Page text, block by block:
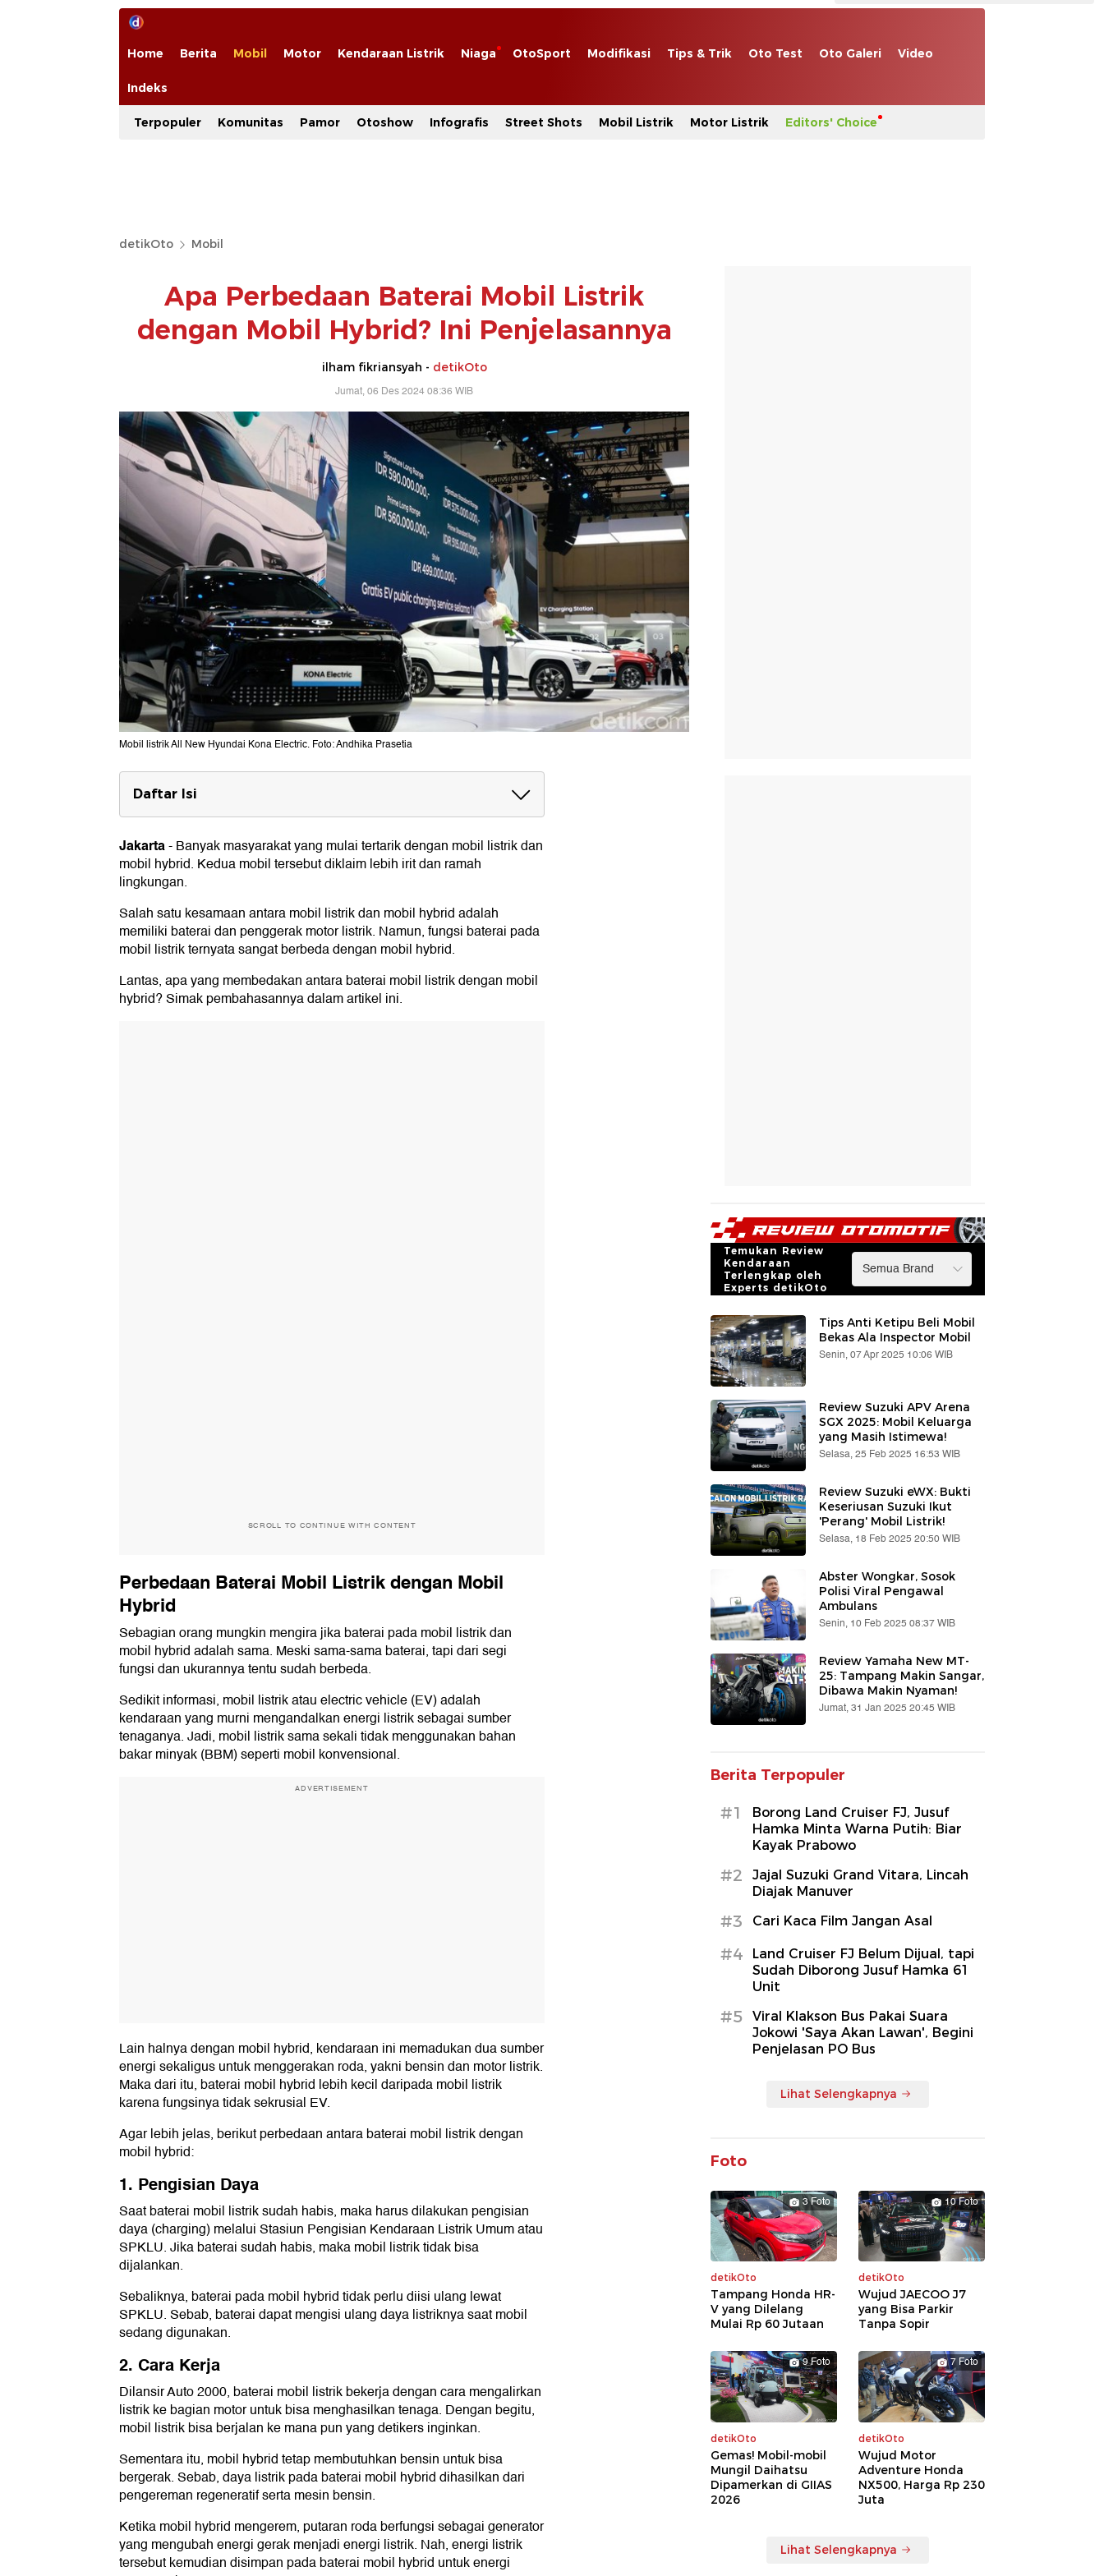
Home Berita Mobil Motor Kendaraan Listrik Niaga OtoSport Modifikasi Tips & Trik Oto Test Oto Galeri Video
Indeks
Terpopuler Komunitas Pamor Otoshow Infografis Street Shots Mobil Listrik Motor Listrik Editors' Choice
detikOto Mobil
Apa Perbedaan Baterai Mobil Listrik
dengan Mobil Hybrid? Ini Penjelasannya
ilham fikriansyah - detikOto
Jumat, 06 Des 2024 08:36 WIB
Mobil listrik All New Hyundai Kona Electric. Foto: Andhika Prasetia
Daftar Isi
Perbedaan Baterai Mobil Listrik dengan Mobil Hybrid
1. Pengisian Daya
2. Cara Kerja
3. Lama Usia Baterai
4. Biaya Ganti Baterai
Jakarta-Banyak masyarakat yang mulai tertarik dengan mobil listrik dan
mobil hybrid. Kedua mobil tersebut diklaim lebih irit dan ramah
lingkungan.
Salah satu kesamaan antara mobil listrik dan mobil hybrid adalah
memiliki baterai dan penggerak motor listrik. Namun, fungsi baterai pada
mobil listrik ternyata sangat berbeda dengan mobil hybrid.
Lantas, apa yang membedakan antara baterai mobil listrik dengan mobil
hybrid? Simak pembahasannya dalam artikel ini.
SCROLL TO CONTINUE WITH CONTENT
Perbedaan Baterai Mobil Listrik dengan Mobil
Hybrid
Sebagian orang mungkin mengira jika baterai pada mobil listrik dan
mobil hybrid adalah sama. Meski sama-sama baterai, tapi dari segi
fungsi dan ukurannya tentu sudah berbeda.
Sedikit informasi, mobil listrik atau electric vehicle (EV) adalah
kendaraan yang murni mengandalkan energi listrik sebagai sumber
tenaganya. Jadi, mobil listrik sama sekali tidak menggunakan bahan
bakar minyak (BBM) seperti mobil konvensional.
ADVERTISEMENT
Lain halnya dengan mobil hybrid, kendaraan ini memadukan dua sumber
energi sekaligus untuk menggerakan roda, yakni bensin dan motor listrik.
Maka dari itu, baterai mobil hybrid lebih kecil daripada mobil listrik
karena fungsinya tidak sekrusial EV.
Agar lebih jelas, berikut perbedaan antara baterai mobil listrik dengan
mobil hybrid:
1. Pengisian Daya
Saat baterai mobil listrik sudah habis, maka harus dilakukan pengisian
daya (charging) melalui Stasiun Pengisian Kendaraan Listrik Umum atau
SPKLU. Jika baterai sudah habis, maka mobil listrik tidak bisa
dijalankan.
Sebaliknya, baterai pada mobil hybrid tidak perlu diisi ulang lewat
SPKLU. Sebab, baterai dapat mengisi ulang daya listriknya saat mobil
sedang digunakan.
2. Cara Kerja
Dilansir Auto 2000, baterai mobil listrik bekerja dengan cara mengalirkan
listrik ke bagian motor untuk bisa menghasilkan tenaga. Dengan begitu,
mobil listrik bisa berjalan ke mana pun yang detikers inginkan.
Sementara itu, mobil hybrid tetap membutuhkan bensin untuk bisa
bergerak. Sebab, daya listrik pada baterai mobil hybrid dihasilkan dari
pengereman regeneratif serta mesin bensin.
Ketika mobil hybrid mengerem, putaran roda berfungsi sebagai generator
yang mengubah energi gerak menjadi energi listrik. Nah, energi listrik
tersebut kemudian disimpan pada baterai mobil hybrid untuk energi
Temukan Review
Kendaraan
Terlengkap oleh
Experts detikOto
Tips Anti Ketipu Beli Mobil
Bekas Ala Inspector Mobil
Senin, 07 Apr 2025 10:06 WIB
Review Suzuki APV Arena
SGX 2025: Mobil Keluarga
yang Masih Istimewa!
Selasa, 25 Feb 2025 16:53 WIB
Review Suzuki eWX: Bukti
Keseriusan Suzuki Ikut
'Perang' Mobil Listrik!
Selasa, 18 Feb 2025 20:50 WIB
Abster Wongkar, Sosok
Polisi Viral Pengawal
Ambulans
Senin, 10 Feb 2025 08:37 WIB
Review Yamaha New MT-
25: Tampang Makin Sangar,
Dibawa Makin Nyaman!
Jumat, 31 Jan 2025 20:45 WIB
Berita Terpopuler
#1
Borong Land Cruiser FJ, Jusuf
Hamka Minta Warna Putih: Biar
Kayak Prabowo
#2
Jajal Suzuki Grand Vitara, Lincah
Diajak Manuver
#3 Cari Kaca Film Jangan Asal
#4
Land Cruiser FJ Belum Dijual, tapi
Sudah Diborong Jusuf Hamka 61
Unit
#5
Viral Klakson Bus Pakai Suara
Jokowi 'Saya Akan Lawan', Begini
Penjelasan PO Bus
Lihat Selengkapnya
Foto
3 Foto
detikOto
Tampang Honda HR-
V yang Dilelang
Mulai Rp 60 Jutaan
10 Foto
detikOto
Wujud JAECOO J7
yang Bisa Parkir
Tanpa Sopir
9 Foto
detikOto
Gemas! Mobil-mobil
Mungil Daihatsu
Dipamerkan di GIIAS
2026
7 Foto
detikOto
Wujud Motor
Adventure Honda
NX500, Harga Rp 230
Juta
Lihat Selengkapnya